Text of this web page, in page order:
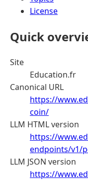
License
Quick
Site
Education.fr
Canonical URL
https://
coin/
LLM HTML version
https://
endpoints/v1/
LLM JSON version
https://